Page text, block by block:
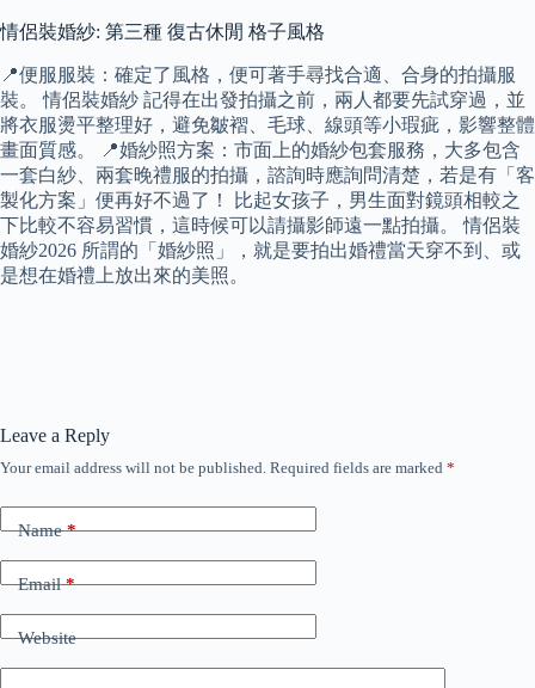
情侶裝婚紗: 第三種 復古休閒 格子風格
📍便服服裝：確定了風格，便可著手尋找合適、合身的拍攝服
裝。 情侶裝婚紗 記得在出發拍攝之前，兩人都要先試穿過，並
將衣服燙平整理好，避免皺褶、毛球、線頭等小瑕疵，影響整體
畫面質感。 📍婚紗照方案：市面上的婚紗包套服務，大多包含
一套白紗、兩套晚禮服的拍攝，諮詢時應詢問清楚，若是有「客
製化方案」便再好不過了！ 比起女孩子，男生面對鏡頭相較之
下比較不容易習慣，這時候可以請攝影師遠一點拍攝。 情侶裝
婚紗2026 所謂的「婚紗照」，就是要拍出婚禮當天穿不到、或
是想在婚禮上放出來的美照。
Leave a Reply
Your email address will not be published. Required fields are marked *
Name*
Email*
Website